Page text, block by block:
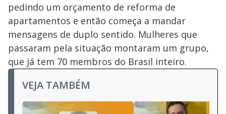
pedindo um orçamento de reforma de
apartamentos e então começa a mandar
mensagens de duplo sentido. Mulheres que
passaram pela situação montaram um grupo,
que já tem 70 membros do Brasil inteiro.
VEJA TAMBÉM